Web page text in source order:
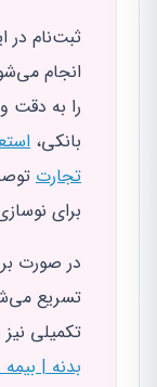
ثبت‌نام در
انجام
را به دقت
بانکی،
تجارت
برای
در صورت
تسریع
تکمیلی
بدنه |